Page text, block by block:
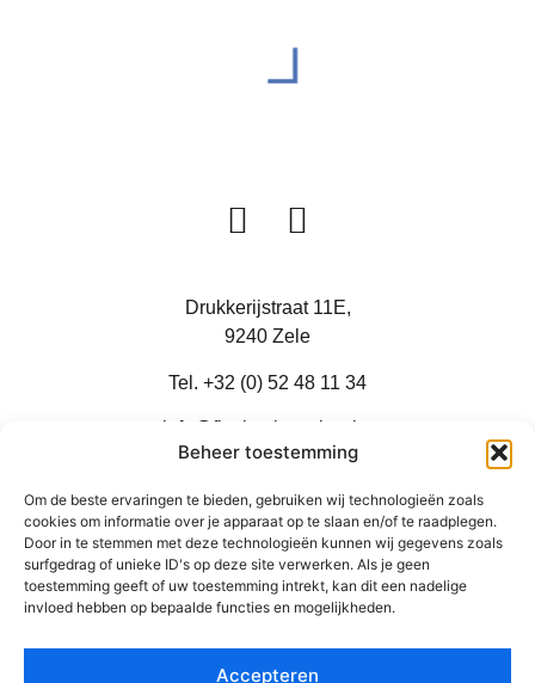
Beheer toestemming
Om de beste ervaringen te bieden, gebruiken wij technologieën zoals
cookies om informatie over je apparaat op te slaan en/of te raadplegen.
Door in te stemmen met deze technologieën kunnen wij gegevens zoals
surfgedrag of unieke ID's op deze site verwerken. Als je geen
toestemming geeft of uw toestemming intrekt, kan dit een nadelige
invloed hebben op bepaalde functies en mogelijkheden.
Accepteren
Drukkerijstraat 11E,
9240 Zele
Tel. +32 (0) 52 48 11 34
info@flexbusinesslaw.be
Grote Baan 30
9310 Aalst